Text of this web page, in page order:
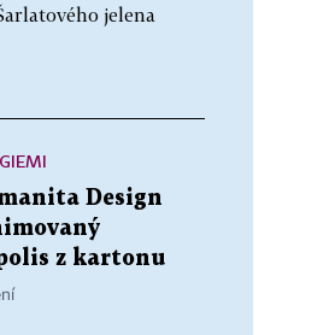
jelena
Design
z kartonu